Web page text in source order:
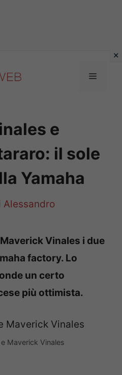
Menu
e
il sole
Yamaha
Alessandro
Vinales i due
factory. Lo
un certo
più ottimista.
Maverick Vinales